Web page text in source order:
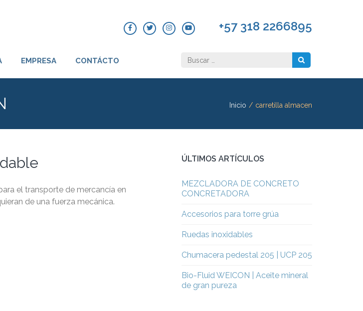
+57 318 2266895
EMPRESA CONTÁCTO Buscar:
Inicio / carretilla almacen
el transporte de mercancía en
de una fuerza mecánica.
ÚLTIMOS ARTÍCULOS
MEZCLADORA DE CONCRETO
CONCRETADORA
Accesorios para torre grúa
Ruedas inoxidables
Chumacera pedestal 205 | UCP 205
Bio-Fluid WEICON | Aceite mineral
de gran pureza